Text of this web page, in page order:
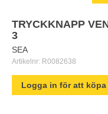
TRYCKKNAPP
3
SEA
Artikelnr: R0082638
Logga in för att